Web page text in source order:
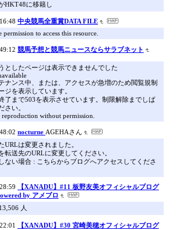
HKT48に移籍し
中央競馬全重賞DATA FILE
permission to access this resource.
競馬予想と競馬ニュースならサラブネット
としたページは表示できませんでした
ナンス中、または、アクセスが急増のため閲覧規制
ジを表示しています。
了まで503を表示させています。制限解除までしば
さい。
without permission.
nocturne AGEHAさん
URLは変更されました。
転送先のURLに変更してください。
ない場合 : こちらからブログへアクセスしてくださ
【XANADU】#11 板野友美オフィシャルブログ
by アメブロ
人
【XANADU】#30 宮崎美穂オフィシャルブログ